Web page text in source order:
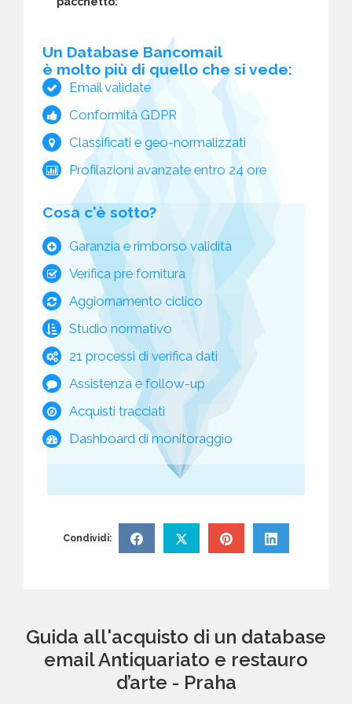
Un Database Bancomail
è molto più di quello che si vede:
Email validate
Conformità GDPR
Classificati e geo-normalizzati
Profilazioni avanzate entro 24 ore
Cosa c'è sotto?
Garanzia e rimborso validità
Verifica pre fornitura
Aggiornamento ciclico
Studio normativo
21 processi di verifica dati
Assistenza e follow-up
Acquisti tracciati
Dashboard di monitoraggio
Condividi:
Guida all'acquisto di un database
email Antiquariato e restauro
d’arte - Praha